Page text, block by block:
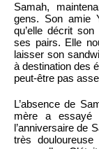
Samah,
gens. Son amie
qu’elle décrit
ses pairs. Elle
laisser son
à destination des
peut-être pas
L’absence de
mère a essayé
l’anniversaire de
très